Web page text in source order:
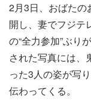
2月3日、おばたの
開し、妻でフジテ
の“全力参加”ぶり
された写真には、
った3人の姿が写
伝わってくる。